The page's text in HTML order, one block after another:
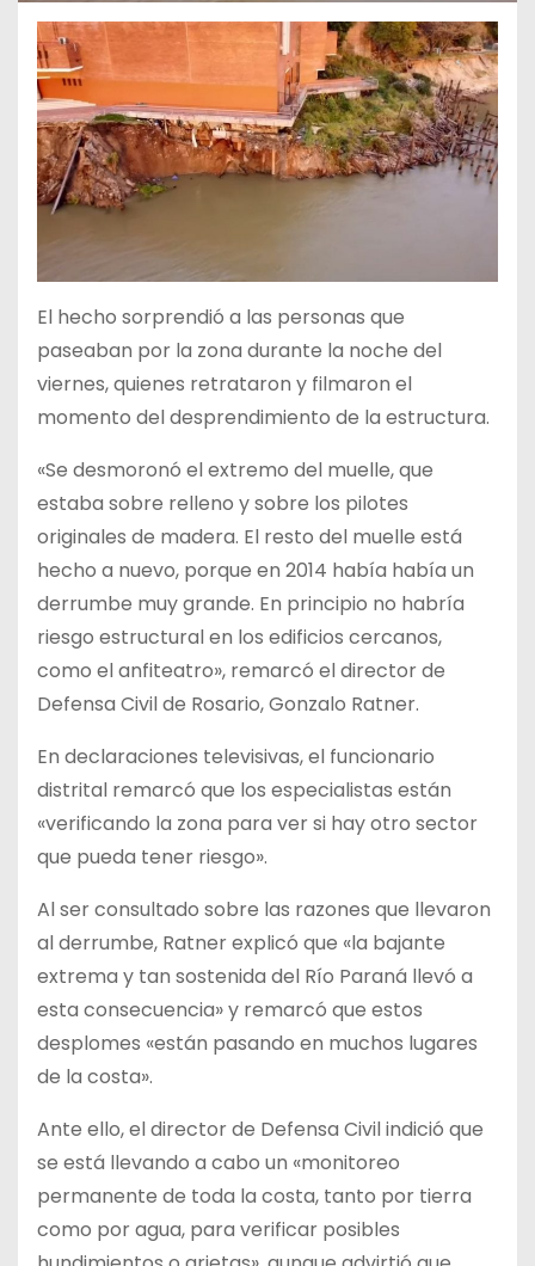
El hecho sorprendió a las personas que
paseaban por la zona durante la noche del
viernes, quienes retrataron y filmaron el
momento del desprendimiento de la estructura.
«Se desmoronó el extremo del muelle, que
estaba sobre relleno y sobre los pilotes
originales de madera. El resto del muelle está
hecho a nuevo, porque en 2014 había había un
derrumbe muy grande. En principio no habría
riesgo estructural en los edificios cercanos,
como el anfiteatro», remarcó el director de
Defensa Civil de Rosario, Gonzalo Ratner.
En declaraciones televisivas, el funcionario
distrital remarcó que los especialistas están
«verificando la zona para ver si hay otro sector
que pueda tener riesgo».
Al ser consultado sobre las razones que llevaron
al derrumbe, Ratner explicó que «la bajante
extrema y tan sostenida del Río Paraná llevó a
esta consecuencia» y remarcó que estos
desplomes «están pasando en muchos lugares
de la costa».
Ante ello, el director de Defensa Civil indició que
se está llevando a cabo un «monitoreo
permanente de toda la costa, tanto por tierra
como por agua, para verificar posibles